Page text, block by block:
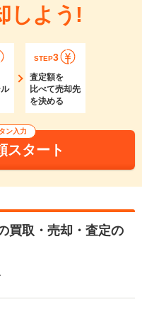
しよう!
STEP3
査定額を
比べて売却先
を決める
ン入力
スタート
買取・売却・査定の